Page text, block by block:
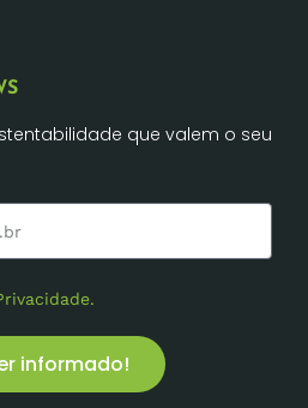
que valem o seu
informado!